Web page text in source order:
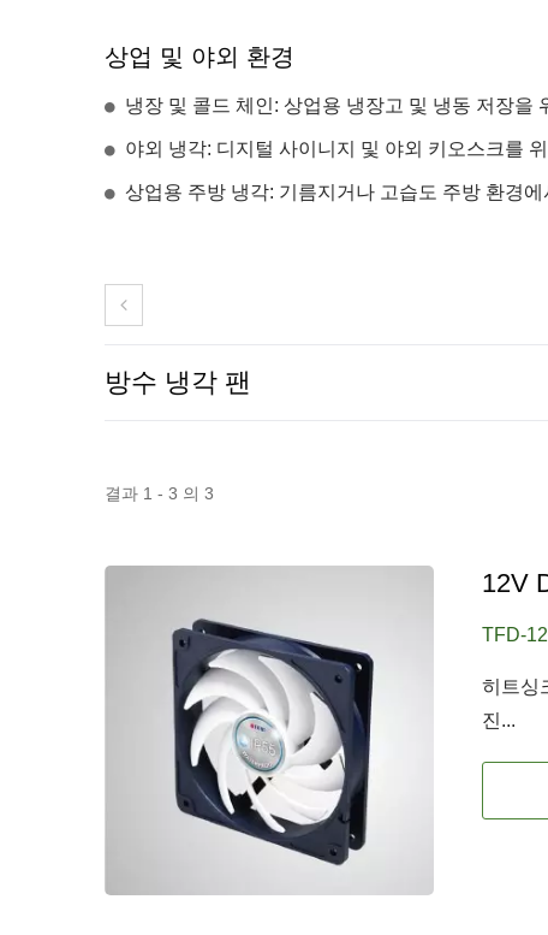
상업 및 야외 환경
냉장 및 콜드 체인: 상업용 냉장고 및 냉동 저장을
야외 냉각: 디지털 사이니지 및 야외 키오스크를
상업용 주방 냉각: 기름지거나 고습도 주방 환경
방수 냉각 팬
결과 1 - 3 의 3
12V
TFD-
히트싱
진...